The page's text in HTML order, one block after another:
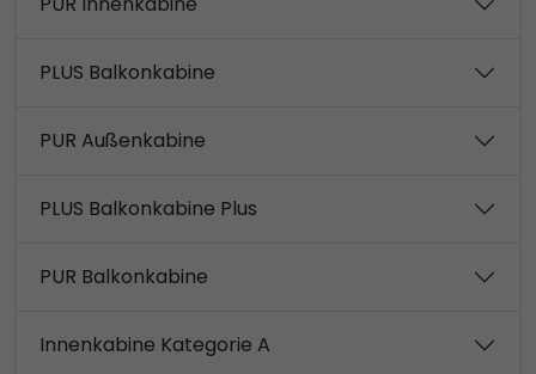
PLUS Balkonkabine
PUR Außenkabine
PLUS Balkonkabine Plus
PUR Balkonkabine
Innenkabine Kategorie A